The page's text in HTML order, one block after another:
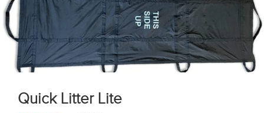
Quick Litter Lite